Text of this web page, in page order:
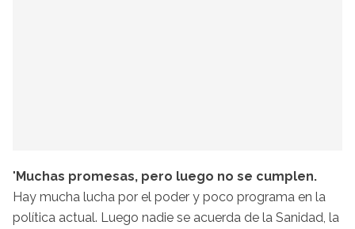
"Muchas promesas, pero luego no se cumplen.
Hay mucha lucha por el poder y poco programa en la
política actual. Luego nadie se acuerda de la Sanidad, la